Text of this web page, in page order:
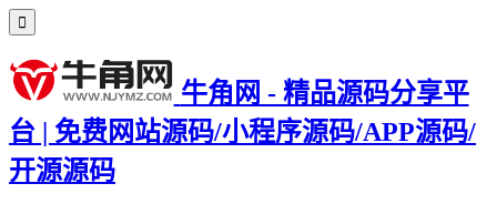
牛角网 - 精品源码分享平
台 | 免费网站源码/小程序源码/APP源码/
开源源码